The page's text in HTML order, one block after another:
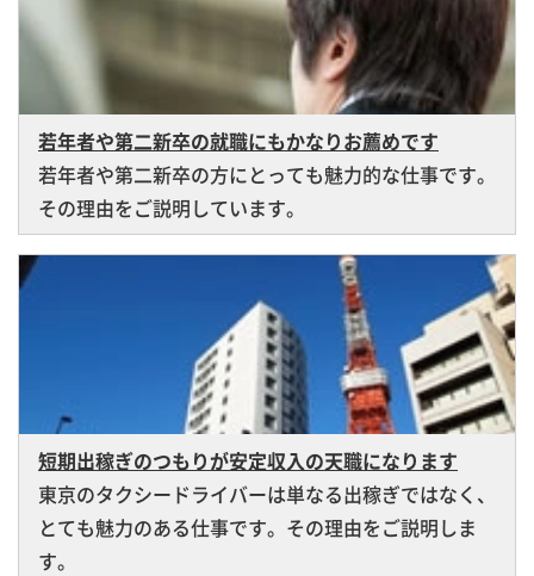
若年者や第二新卒の就職にもかなりお薦めです
若年者や第二新卒の方にとっても魅力的な仕事です。
その理由をご説明しています。
短期出稼ぎのつもりが安定収入の天職になります
東京のタクシードライバーは単なる出稼ぎではなく、
とても魅力のある仕事です。その理由をご説明しま
す。